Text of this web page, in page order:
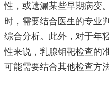
性，或遗漏某些早期病变
时，需要结合医生的专业
综合分析。此外，对于年
性来说，乳腺钼靶检查的
可能需要结合其他检查方